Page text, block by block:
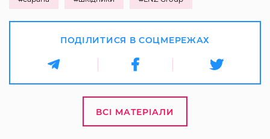
ПОДІЛИТИСЯ В СОЦМЕРЕЖАХ
ВСІ МАТЕРІАЛИ